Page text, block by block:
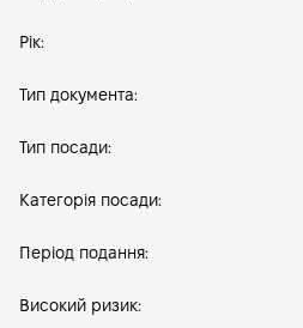
Рік:
Тип документа:
Тип посади:
Категорія посади:
Період подання:
Високий ризик: